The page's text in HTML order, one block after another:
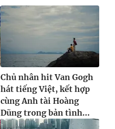
Chủ nhân hit Van Gogh
hát tiếng Việt, kết hợp
cùng Anh tài Hoàng
Dũng trong bản tình...